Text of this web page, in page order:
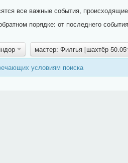
все важные события,
порядке: от последнего
мастер: Филгья [шахтёр
условиям поиска